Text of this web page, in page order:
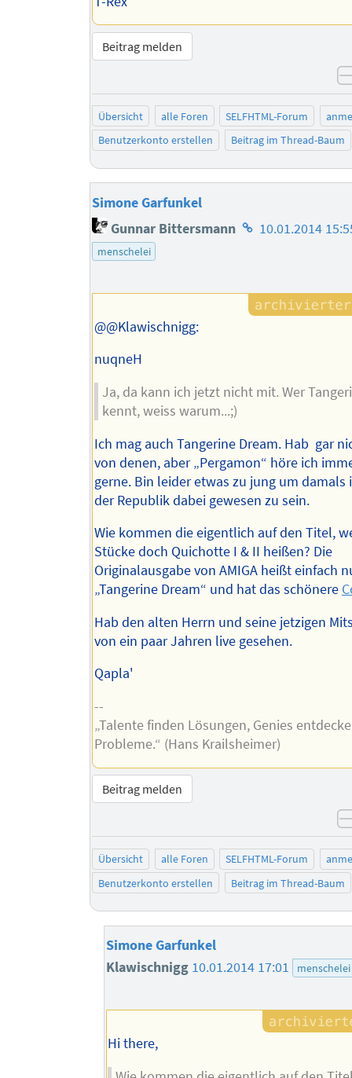
Beitrag melden
Übersicht alle Foren SELFHTML-Forum
Benutzerkonto erstellen
Beitrag im Thread-Baum
Simone Garfunkel
Gunnar Bittersmann Homepage
10.01.2014
menschelei
@@Klawischnigg:
nuqneH
Ja, da kann ich jetzt nicht mit. Wer
kennt, weiss warum...;)
Ich mag auch Tangerine Dream. Hab gar
von denen, aber „Pergamon“ höre ich
gerne. Bin leider etwas zu jung um damals
der Republik dabei gewesen zu sein.
Wie kommen die eigentlich auf den Titel,
Stücke doch Quichotte I & II heißen? Die
Originalausgabe von AMIGA heißt einfach
„Tangerine Dream“ und hat das schönere
Hab den alten Herrn und seine jetzigen
von ein paar Jahren live gesehen.
Qapla'
--
„Talente finden Lösungen, Genies
Probleme.“ (Hans Krailsheimer)
Beitrag melden
Übersicht alle Foren SELFHTML-Forum
Benutzerkonto erstellen
Beitrag im Thread-Baum
Simone Garfunkel
Klawischnigg 10.01.2014 17:01 menschelei
Hi there,